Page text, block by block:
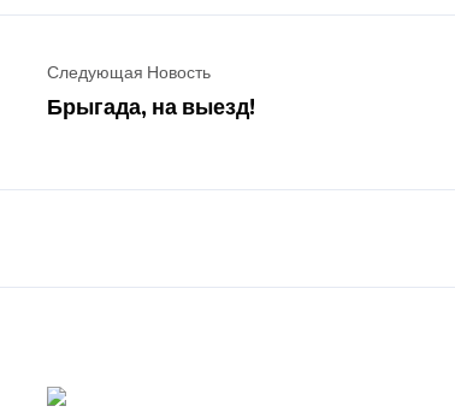
Следующая Новость
Брыгада, на выезд!